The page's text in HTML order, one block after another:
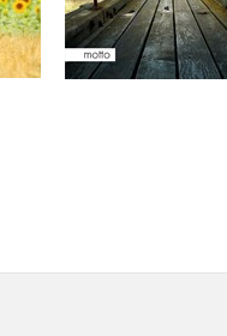
399
319 Kč